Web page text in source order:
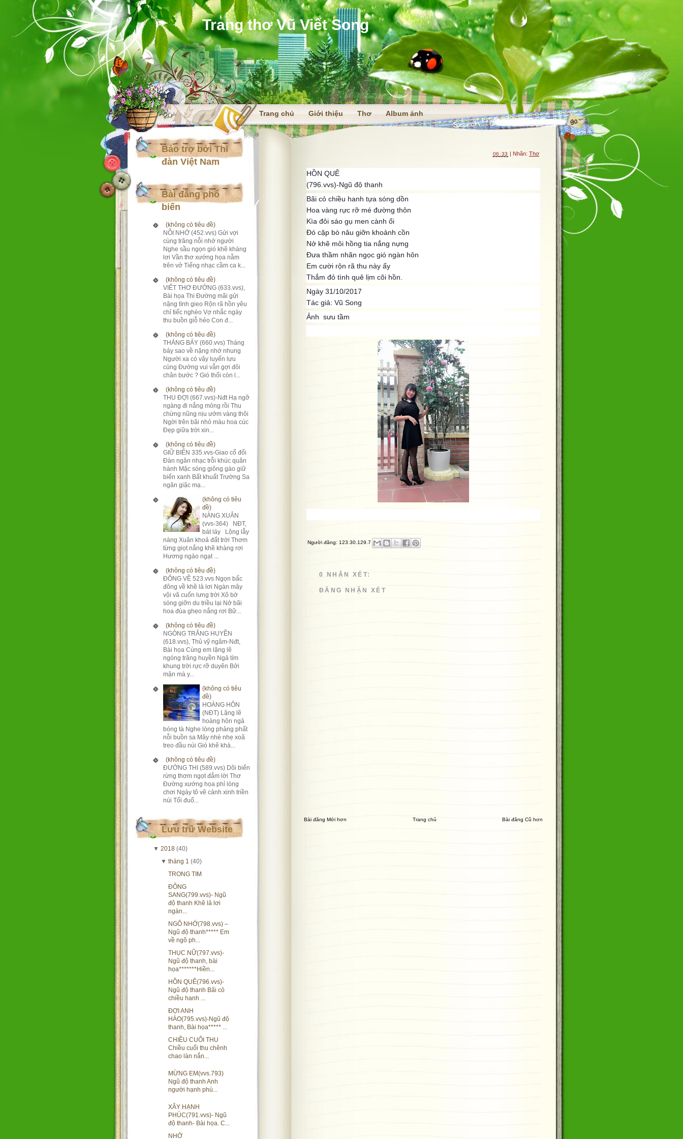
Trang thơ Vũ Viết Song
Trang chủ Giới thiệu Thơ Album ảnh
Bảo trợ bởi Thi
đàn Việt Nam
Bài đăng phổ
biến
(không có tiêu đề)
NỖI NHỚ (452.vvs) Gửi vợi
cùng trăng nỗi nhớ người
Nghe sầu ngọn gió khẽ khàng
lơi Vần thơ xướng họa nằm
trên vở Tiếng nhạc cầm ca k...
(không có tiêu đề)
VIẾT THƠ ĐƯỜNG (633.vvs),
Bài họa Thi Đường mãi gửi
nặng tình gieo Rộn rã hồn yêu
chỉ tiếc nghèo Vợ nhắc ngày
thu buồn giỗ hẻo Con đ...
(không có tiêu đề)
THÁNG BẢY (660.vvs) Tháng
bảy sao về nặng nhớ nhung
Người xa có vậy luyến lưu
cùng Đường vui vẫn gợi đôi
chân bước ? Gió thổi còn l...
(không có tiêu đề)
THU ĐỢI (667.vvs)-Nđt Hạ ngỡ
ngàng đi nắng mỏng rồi Thu
chừng nũng nịu ướm vàng thôi
Ngời trên bãi nhỏ màu hoa cúc
Đẹp giữa trời xin...
(không có tiêu đề)
GIỮ BIỂN 335.vvs-Giao cổ đối
Đàn ngân nhạc trỗi khúc quân
hành Mặc sóng giông gào giữ
biển xanh Bất khuất Trường Sa
ngăn giặc mạ...
(không có tiêu
đề)
NÀNG XUÂN
(vvs-364) NĐT,
bát láy Lộng lẫy
nàng Xuân khoả đất trời Thơm
từng giọt nắng khẽ khàng rơi
Hương ngào ngạt ...
(không có tiêu đề)
ĐÔNG VỀ 523.vvs Ngọn bấc
đông về khẽ lả lơi Ngàn mây
vội vã cuốn lưng trời Xô bờ
sóng giỡn du triều lại Nở bãi
hoa đùa ghẹo nắng rơi Bữ...
(không có tiêu đề)
NGÓNG TRĂNG HUYỀN
(618.vvs), Thủ vỹ ngâm-Nđt,
Bài họa Cùng em lặng lẽ
ngóng trăng huyền Ngả tím
khung trời rực rỡ duyên Bởi
mặn mà y...
(không có tiêu
đề)
HOÀNG HÔN
(NĐT) Lặng lẽ
hoàng hôn ngả
bóng tà Nghe lòng phảng phất
nỗi buồn sa Mây nhè nhẹ xoã
treo đầu núi Gió khẽ khà...
(không có tiêu đề)
ĐƯỜNG THI (589.vvs) Dõi biển
rừng thơm ngọt đắm lời Thơ
Đường xướng họa phỉ lòng
chơi Ngày tô vẽ cảnh xinh triền
núi Tối đuổ...
Lưu trữ Website
▼ 2018 (40)
▼ tháng 1 (40)
TRONG TIM
ĐÔNG
SANG(799.vvs)- Ngũ
độ thanh Khẽ lả lơi
ngàn...
NGÕ NHỚ(798.vvs) –
Ngũ độ thanh***** Em
về ngõ ph...
THỤC NỮ(797.vvs)-
Ngũ độ thanh, bài
họa*******Hiền...
HỒN QUÊ(796.vvs)-
Ngũ độ thanh Bãi cỏ
chiều hanh ...
ĐỢI ANH
HÀO(795.vvs)-Ngũ độ
thanh, Bài họa***** ...
CHIỀU CUỐI THU
Chiều cuối thu chênh
chao làn nắn...
MỪNG EM(vvs.793)
Ngũ độ thanh Anh
người hạnh phú...
XÂY HẠNH
PHÚC(791.vvs)- Ngũ
độ thanh- Bài họa. C...
NHỚ
06:33 | Nhãn: Thơ
HỒN QUÊ
(796.vvs)-Ngũ độ thanh
Bãi cỏ chiều hanh tựa sóng dồn
Hoa vàng rực rỡ mé đường thôn
Kìa đôi sáo gụ men cành ổi
Đó cặp bò nâu giỡn khoảnh cồn
Nở khẽ môi hồng tia nắng nựng
Đưa thầm nhãn ngọc gió ngàn hôn
Em cười rộn rã thu này ấy
Thắm đỏ tình quê lịm cõi hồn.
Ngày 31/10/2017
Tác giả: Vũ Song
Ảnh sưu tầm
Người đăng: 123.30.129.7
0 NHẬN XÉT:
ĐĂNG NHẬN XÉT
Bài đăng Mới hơn Bài đăng Cũ hơn
Trang chủ